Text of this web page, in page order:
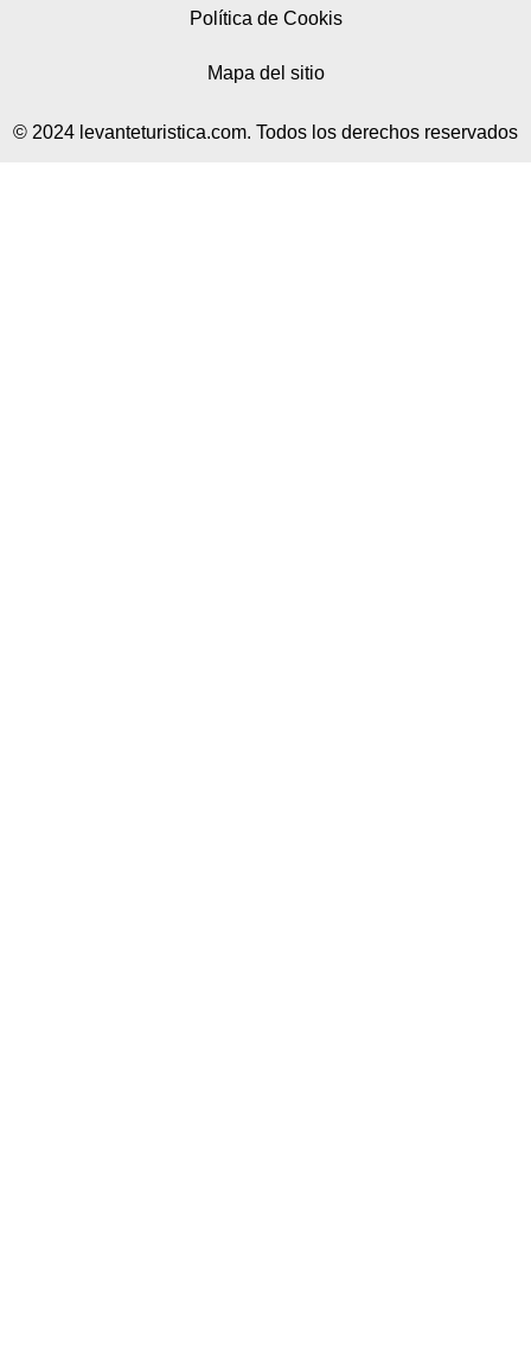
Política de Cookis
Mapa del sitio
© 2024 levanteturistica.com. Todos los derechos reservados